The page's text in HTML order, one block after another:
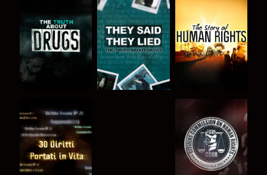
GUARDA GUARDA GUARDA
GUARDA GUARDA